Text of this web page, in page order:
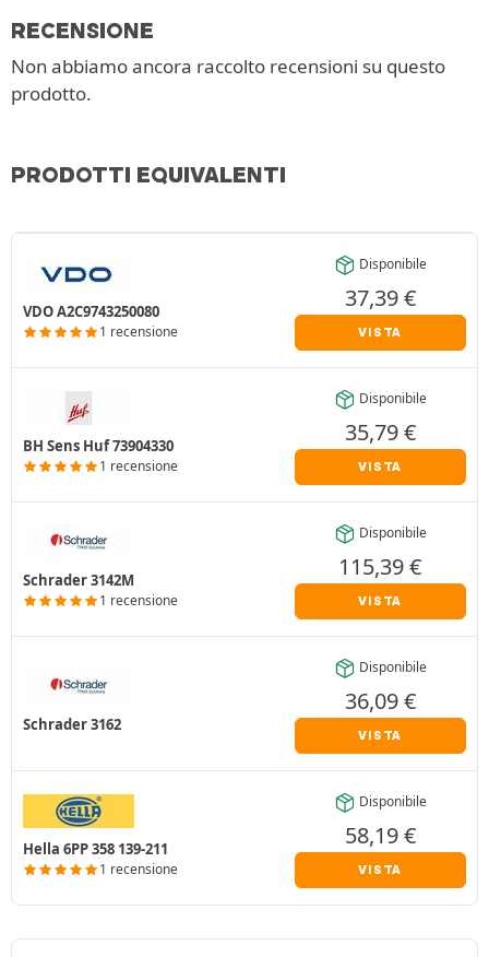
RECENSIONE
Non abbiamo ancora raccolto recensioni su questo
prodotto.
PRODOTTI EQUIVALENTI
VDO A2C9743250080
1 recensione
Disponibile
37,39€
VISTA
BH Sens Huf 73904330
1 recensione
Disponibile
35,79€
VISTA
Schrader 3142M
1 recensione
Disponibile
115,39€
VISTA
Schrader 3162
Disponibile
36,09€
VISTA
Hella 6PP 358 139-211
1 recensione
Disponibile
58,19€
VISTA